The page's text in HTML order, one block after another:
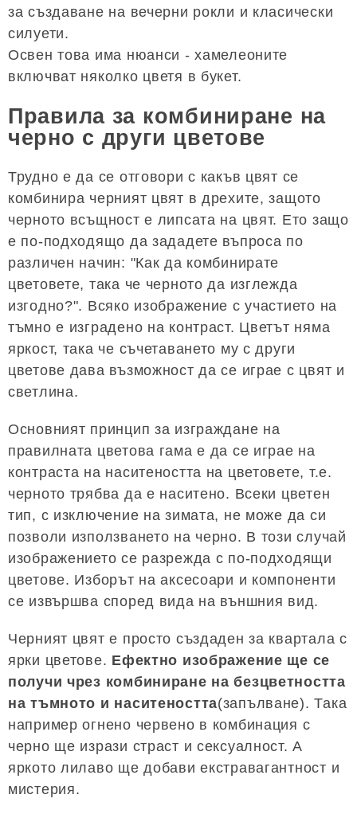
за създаване на вечерни рокли и класически
силуети.
Освен това има нюанси - хамелеоните
включват няколко цветя в букет.
Правила за комбиниране на
черно с други цветове
Трудно е да се отговори с какъв цвят се
комбинира черният цвят в дрехите, защото
черното всъщност е липсата на цвят. Ето защо
е по-подходящо да зададете въпроса по
различен начин: "Как да комбинирате
цветовете, така че черното да изглежда
изгодно?". Всяко изображение с участието на
тъмно е изградено на контраст. Цветът няма
яркост, така че съчетаването му с други
цветове дава възможност да се играе с цвят и
светлина.
Основният принцип за изграждане на
правилната цветова гама е да се играе на
контраста на наситеността на цветовете, т.е.
черното трябва да е наситено. Всеки цветен
тип, с изключение на зимата, не може да си
позволи използването на черно. В този случай
изображението се разрежда с по-подходящи
цветове. Изборът на аксесоари и компоненти
се извършва според вида на външния вид.
Черният цвят е просто създаден за квартала с
ярки цветове. Ефектно изображение ще се
получи чрез комбиниране на безцветността
на тъмното и наситеността(запълване). Така
например огнено червено в комбинация с
черно ще изрази страст и сексуалност. А
яркото лилаво ще добави екстравагантност и
мистерия.